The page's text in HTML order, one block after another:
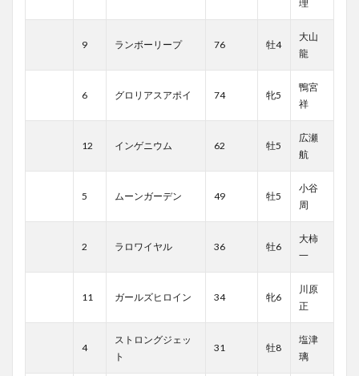
理
9 ランボーリープ 76 牡4
大山
龍
6 グロリアスアポイ 74 牝5
鴨宮
祥
12 インゲニウム 62 牡5
広瀬
航
5 ムーンガーデン 49 牡5
小谷
周
2 ラロワイヤル 36 牡6
大柿
一
11 ガールズヒロイン 34 牝6
川原
正
4
ストロングジェッ
ト
31 牡8
塩津
璃